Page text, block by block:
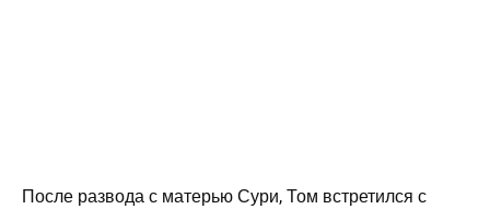
После развода с матерью Сури, Том встретился с